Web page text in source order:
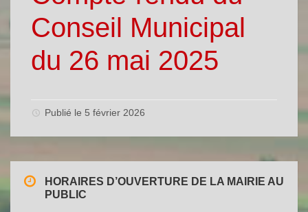
Conseil Municipal
du 26 mai 2025
Publié le 5 février 2026
HORAIRES D’OUVERTURE DE LA MAIRIE AU
PUBLIC